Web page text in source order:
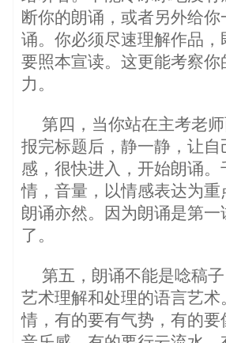
断你的朗诵，或者另外给
诵。你必须尽速理解作品
要照本宣读。这更能考察
力。
第四，当你站在主考老
报完标题后，静一静，让
感，很快进入，开始朗诵
情，音量，以情感表达为
朗诵亦然。因为朗诵是第
了。
第五，朗诵不能是唸稿
艺术理解和处理的语言艺
情，有的要有气势，有的